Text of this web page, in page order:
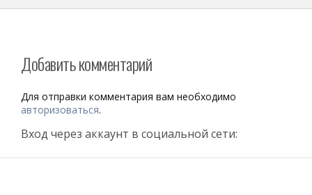
Добавить комментарий
Для отправки комментария вам необходимо
авторизоваться.
Вход через аккаунт в социальной сети: